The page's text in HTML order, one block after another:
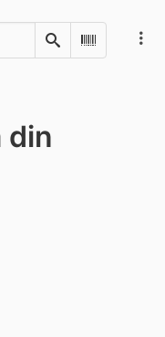
SearchScan
din